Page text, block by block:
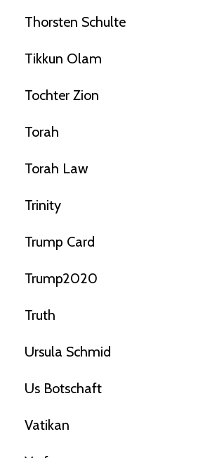
Thorsten Schulte
Tikkun Olam
Tochter Zion
Torah
Torah Law
Trinity
Trump Card
Trump2020
Truth
Ursula Schmid
Us Botschaft
Vatikan